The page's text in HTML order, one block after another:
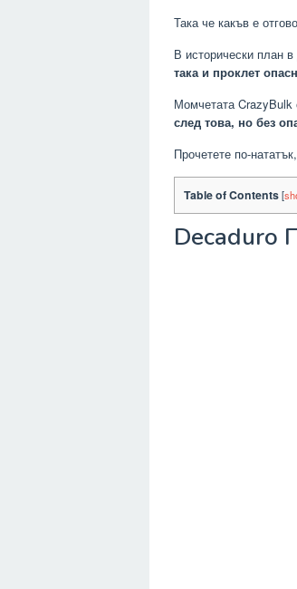
Така че какъв е
В исторически план
така и проклет
Момчетата
след това, но без
Прочетете по-
Table of Contents[
Decaduro